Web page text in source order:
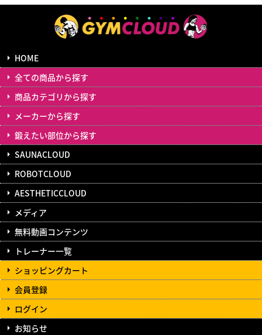
HOME
全ての商品から探す
商品カテゴリから探す
メーカーから探す
鍛えたい部位から探す
SAUNACLOUD
ROBOTCLOUD
AESTHETICCLOUD
メディア
無料動画コンテンツ
トレーナー一覧
ショッピングカート
会員登録
ログイン
お知らせ